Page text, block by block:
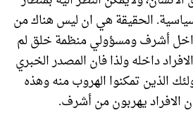
الحقيقة هي ان ليس هناك من
أشرف ومسؤولي منظمة خلق لم
داخله ولذا فان المصدر الخبري
الذين تمكنوا الهروب منه وهذه
الافراد يهربون من أشرف.